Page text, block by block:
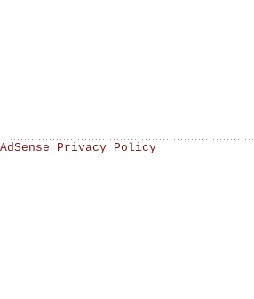
AdSense Privacy Policy